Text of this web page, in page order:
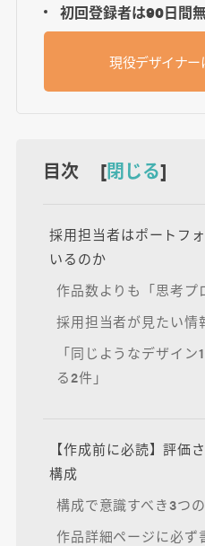
初回登録者は90日間
現役デザイナー
目次 [閉じる]
採用担当者はポートフ
いるのか
作品数よりも「思考プ
採用担当者が見たい情
「同じようなデザイ
る2件」
【作成前に必読】評価
構成
構成で意識すべき3つ
作品詳細ページに必ず